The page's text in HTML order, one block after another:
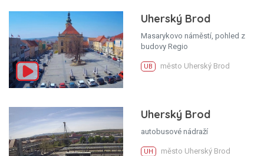
Uherský Brod
Masarykovo náměstí, pohled z
budovy Regio
UB město Uherský Brod
Uherský Brod
autobusové nádraží
UH město Uherský Brod